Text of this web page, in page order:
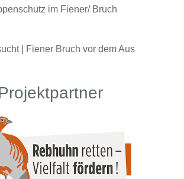
im Fiener/ Bruch
| Fiener Bruch vor dem Aus